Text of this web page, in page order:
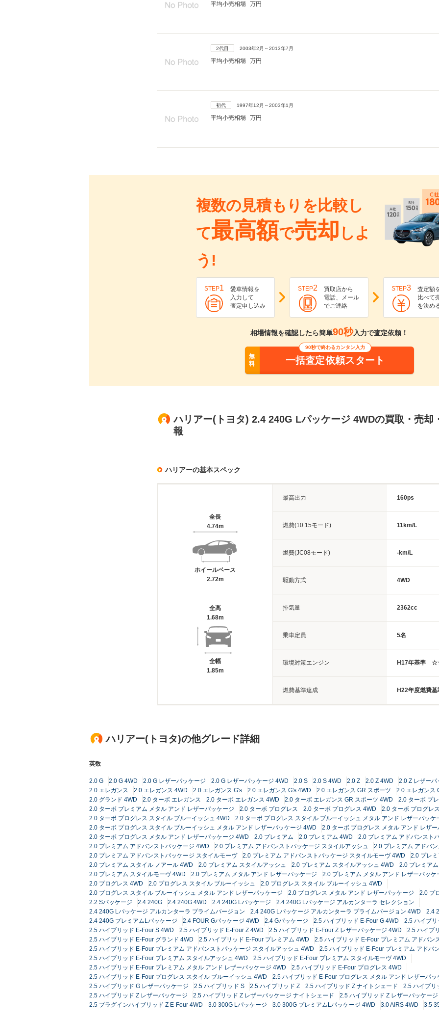
平均小売相場 万円
2代目 2003年2月～2013年7月
平均小売相場 万円
初代 1997年12月～2003年1月
平均小売相場 万円
複数の見積もりを比較し
て最高額で売却 しよ
う!
STEP1
愛車情報を
入力して
査定申し込み
STEP2
買取店から
電話、メール
でご連絡
STEP3
査定額
比べて
を決め
相場情報を確認したら簡単90秒入力で査定依頼！
無
料
90秒で終わるカンタン入力
一括査定依頼スタート
ハリアー(トヨタ) 2.4 240G Lパッケージ 4WDの買取・売却
報
ハリアーの基本スペック
全長
4.74m
ホイールベース
2.72m
全高
1.68m
全幅
1.85m
最高出力 160ps
燃費(10.15モード) 11km/L
燃費(JC08モード) -km/L
駆動方式 4WD
排気量 2362cc
乗車定員 5名
環境対策エンジン H17年基準
燃費基準達成 H22年度燃費
ハリアー(トヨタ)の他グレード詳細
英数
2.0 G 2.0 G 4WD 2.0 G レザーパッケージ 2.0 G レザーパッケージ 4WD 2.0 S 2.0 S 4WD 2.0 Z 2.0 Z 4WD 2.0 Z レザーパ
2.0 エレガンス
2.0 エレガンス 4WD 2.0 エレガンス G's 2.0 エレガンス G's 4WD 2.0 エレガンス GR スポーツ 2.0 エレガンス
2.0 グランド 4WD
2.0 ターボ エレガンス 2.0 ターボ エレガンス 4WD 2.0 ターボ エレガンス GR スポーツ 4WD 2.0 ターボ プ
2.0 ターボ プレミアム メタル アンド レザーパッケージ
2.0 ターボ プログレス 2.0 ターボ プログレス 4WD
2.0 ターボ プログレ
2.0 ターボ プログレス スタイル ブルーイッシュ 4WD
2.0 ターボ プログレス スタイル ブルーイッシュ メタル アンド レザーパッケ
2.0 ターボ プログレス スタイル ブルーイッシュ メタル アンド レザーパッケージ 4WD
2.0 ターボ プログレス メタル アンド レザー
2.0 ターボ プログレス メタル アンド レザーパッケージ 4WD
2.0 プレミアム 2.0 プレミアム 4WD
2.0 プレミアム アドバンスト
2.0 プレミアム アドバンストパッケージ 4WD
2.0 プレミアム アドバンストパッケージ スタイルアッシュ
2.0 プレミアム アドバ
2.0 プレミアム アドバンストパッケージ スタイルモーヴ
2.0 プレミアム アドバンストパッケージ スタイルモーヴ 4WD
2.0 プレ
2.0 プレミアム スタイル ノアール 4WD
2.0 プレミアム スタイルアッシュ 2.0 プレミアム スタイルアッシュ 4WD
2.0 プレミア
2.0 プレミアム スタイルモーヴ 4WD
2.0 プレミアム メタル アンド レザーパッケージ 2.0 プレミアム メタル アンド レザーパッケ
2.0 プログレス 4WD
2.0 プログレス スタイル ブルーイッシュ
2.0 プログレス スタイル ブルーイッシュ 4WD
2.0 プログレス スタイル ブルーイッシュ メタル アンド レザーパッケージ
2.0 プログレス メタル アンド レザーパッケージ
2.0 プ
2.2 Sパッケージ
2.4 240G 2.4 240G 4WD 2.4 240G Lパッケージ
2.4 240G Lパッケージ アルカンターラ セレクション
2.4 240G Lパッケージ アルカンターラ プライムバージョン
2.4 240G Lパッケージ アルカンターラ プライムバージョン 4WD
2.4
2.4 240G プレミアムLパッケージ
2.4 FOUR Gパッケージ 4WD 2.4 Gパッケージ 2.5 ハイブリッド E-Four G 4WD
2.5 ハイブリ
2.5 ハイブリッド E-Four S 4WD
2.5 ハイブリッド E-Four Z 4WD 2.5 ハイブリッド E-Four Z レザーパッケージ 4WD
2.5 ハイブ
2.5 ハイブリッド E-Four グランド 4WD
2.5 ハイブリッド E-Four プレミアム 4WD
2.5 ハイブリッド E-Four プレミアム アドバン
2.5 ハイブリッド E-Four プレミアム アドバンストパッケージ スタイルアッシュ 4WD
2.5 ハイブリッド E-Four プレミアム アドバ
2.5 ハイブリッド E-Four プレミアム スタイルアッシュ 4WD
2.5 ハイブリッド E-Four プレミアム スタイルモーヴ 4WD
2.5 ハイブリッド E-Four プレミアム メタル アンド レザーパッケージ 4WD
2.5 ハイブリッド E-Four プログレス 4WD
2.5 ハイブリッド E-Four プログレス スタイル ブルーイッシュ 4WD
2.5 ハイブリッド E-Four プログレス メタル アンド レザーパッ
2.5 ハイブリッド G レザーパッケージ
2.5 ハイブリッド S 2.5 ハイブリッド Z 2.5 ハイブリッド Z ナイトシェード
2.5 ハイブリ
2.5 ハイブリッド Z レザーパッケージ
2.5 ハイブリッド Z レザーパッケージ ナイトシェード
2.5 ハイブリッド Z レザーパッケー
2.5 プラグインハイブリッド Z E-Four 4WD
3.0 300G Lパッケージ 3.0 300G プレミアムLパッケージ 4WD 3.0 AIRS 4WD 3.5